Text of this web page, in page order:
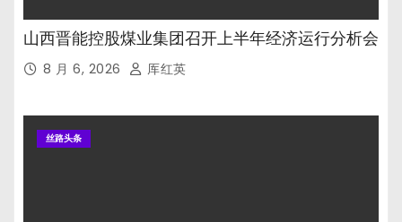
山西晋能控股煤业集团召开上半年经济运行分析会
8 月 6, 2026 厍红英
丝路头条